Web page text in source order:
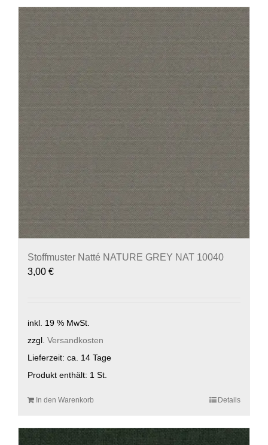
Stoffmuster Natté NATURE GREY NAT 10040
3,00 €
inkl. 19 % MwSt.
zzgl. Versandkosten
Lieferzeit: ca. 14 Tage
Produkt enthält: 1 St.
In den Warenkorb Details